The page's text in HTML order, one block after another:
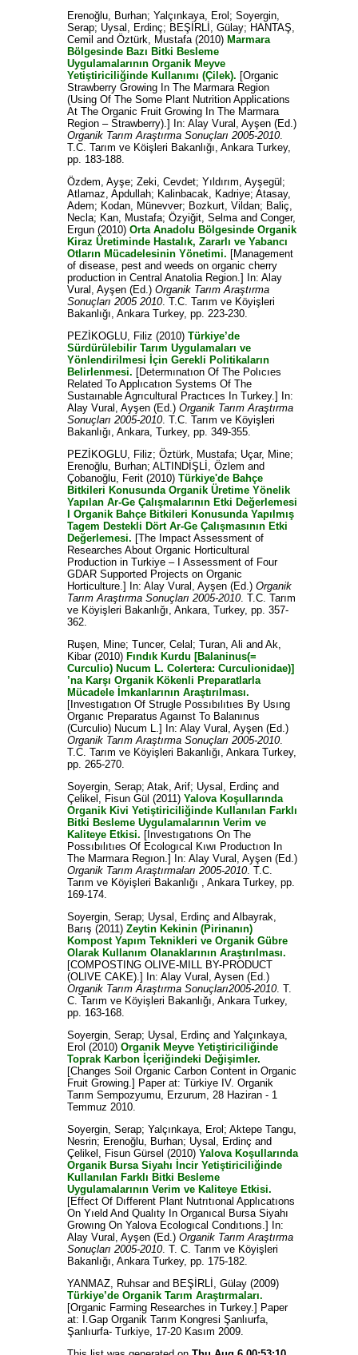
Erenoğlu, Burhan; Yalçınkaya, Erol ; Soyergin,
Serap; Uysal, Erdinç; BEŞİRLİ, Gülay; HANTAŞ,
Cemil and Öztürk, Mustafa(2010) Marmara
Bölgesinde Bazı Bitki Besleme
Uygulamalarının Organik Meyve
Yetiştiriciliğinde Kullanımı (Çilek). [Organic
Strawberry Growing In The Marmara Region
(Using Of The Some Plant Nutrition Applications
At The Organic Fruit Growing In The Marmara
Region – Strawberry).] In: Alay Vural, Ayşen(Ed.)
Organik Tarım Araştırma Sonuçları 2005-2010.
T.C. Tarım ve Köişleri Bakanlığı, Ankara Turkey,
pp. 183-188.
Özdem, Ayşe; Zeki, Cevdet; Yıldırım, Ayşegül ;
Atlamaz, Apdullah; Kalinbacak, Kadriye; Atasay,
Adem; Kodan, Münevver; Bozkurt, Vildan; Baliç,
Necla; Kan, Mustafa; Özyiğit, Selmaand Conger,
Ergun(2010) Orta Anadolu Bölgesinde Organik
Kiraz Üretiminde Hastalık, Zararlı ve Yabancı
Otların Mücadelesinin Yönetimi. [Management
of disease, pest and weeds on organic cherry
production in Central Anatolia Region.] In: Alay
Vural, Ayşen(Ed.) Organik Tarım Araştırma
Sonuçları 2005 2010. T.C. Tarım ve Köyişleri
Bakanlığı, Ankara Turkey, pp. 223-230.
PEZİKOGLU, Filiz (2010) Türkiye’de
Sürdürülebilir Tarım Uygulamaları ve
Yönlendirilmesi İçin Gerekli Politikaların
Belirlenmesi. [Determınatıon Of The Polıcıes
Related To Applıcatıon Systems Of The
Sustaınable Agrıcultural Practıces In Turkey.] In:
Alay Vural, Ayşen(Ed.) Organik Tarım Araştırma
Sonuçları 2005-2010. T.C. Tarım ve Köyişleri
Bakanlığı, Ankara, Turkey, pp. 349-355.
PEZİKOGLU, Filiz; Öztürk, Mustafa; Uçar, Mine;
Erenoğlu, Burhan; ALTINDİŞLİ, Özlem and
Çobanoğlu, Ferit(2010) Türkiye'de Bahçe
Bitkileri Konusunda Organik Üretime Yönelik
Yapılan Ar-Ge Çalışmalarının Etki Değerlemesi
I Organik Bahçe Bitkileri Konusunda Yapılmış
Tagem Destekli Dört Ar-Ge Çalışmasının Etki
Değerlemesi. [The Impact Assessment of
Researches About Organic Horticultural
Production in Turkiye – I Assessment of Four
GDAR Supported Projects on Organic
Horticulture.] In: Alay Vural, Ayşen(Ed.) Organik
Tarım Araştırma Sonuçları 2005-2010. T.C. Tarım
ve Köyişleri Bakanlığı, Ankara, Turkey, pp. 357-
362.
Ruşen, Mine; Tuncer, Celal ; Turan, Ali and Ak,
Kibar(2010) Fındık Kurdu [Balaninus(=
Curculio) Nucum L. Colertera: Curculionidae)]
’na Karşı Organik Kökenli Preparatlarla
Mücadele İmkanlarının Araştırılması.
[Investıgatıon Of Strugle Possıbılıtıes By Usıng
Organıc Preparatus Agaınst To Balanınus
(Curculio) Nucum L.] In: Alay Vural, Ayşen(Ed.)
Organik Tarım Araştırma Sonuçları 2005-2010.
T.C. Tarım ve Köyişleri Bakanlığı, Ankara Turkey,
pp. 265-270.
Soyergin, Serap; Atak, Arif; Uysal, Erdinç and
Çelikel, Fisun Gül (2011) Yalova Koşullarında
Organik Kivi Yetiştiriciliğinde Kullanılan Farklı
Bitki Besleme Uygulamalarının Verim ve
Kaliteye Etkisi. [Investıgatıons On The
Possıbılıtıes Of Ecologıcal Kıwı Productıon In
The Marmara Regıon.] In: Alay Vural, Ayşen(Ed.)
Organik Tarım Araştırmaları 2005-2010. T.C.
Tarım ve Köyişleri Bakanlığı , Ankara Turkey, pp.
169-174.
Soyergin, Serap; Uysal, Erdinç and Albayrak,
Barış (2011) Zeytin Kekinin (Pirinanın)
Kompost Yapım Teknikleri ve Organik Gübre
Olarak Kullanım Olanaklarının Araştırılması.
[COMPOSTING OLIVE-MILL BY-PRODUCT
(OLIVE CAKE).] In: Alay Vural, Aysen(Ed.)
Organik Tarım Araştırma Sonuçları2005-2010. T.
C. Tarım ve Köyişleri Bakanlığı, Ankara Turkey,
pp. 163-168.
Soyergin, Serap; Uysal, Erdinç and Yalçınkaya,
Erol (2010) Organik Meyve Yetiştiriciliğinde
Toprak Karbon İçeriğindeki Değişimler.
[Changes Soil Organic Carbon Content in Organic
Fruit Growing.] Paper at: Türkiye IV. Organik
Tarım Sempozyumu, Erzurum, 28 Haziran - 1
Temmuz 2010.
Soyergin, Serap; Yalçınkaya, Erol ; Aktepe Tangu,
Nesrin; Erenoğlu, Burhan; Uysal, Erdinç and
Çelikel, Fisun Gürsel (2010) Yalova Koşullarında
Organik Bursa Siyahı İncir Yetiştiriciliğinde
Kullanılan Farklı Bitki Besleme
Uygulamalarının Verim ve Kaliteye Etkisi.
[Effect Of Dıfferent Plant Nutrıtıonal Applıcatıons
On Yıeld And Qualıty In Organıcal Bursa Siyahı
Growıng On Yalova Ecologıcal Condıtıons.] In:
Alay Vural, Ayşen(Ed.) Organik Tarım Araştırma
Sonuçları 2005-2010. T. C. Tarım ve Köyişleri
Bakanlığı, Ankara Turkey, pp. 175-182.
YANMAZ, Ruhsarand BEŞİRLİ, Gülay(2009)
Türkiye’de Organik Tarım Araştırmaları.
[Organic Farming Researches in Turkey.] Paper
at: I.Gap Organik Tarım Kongresi Şanlıurfa,
Şanlıurfa- Turkiye, 17-20 Kasım 2009.